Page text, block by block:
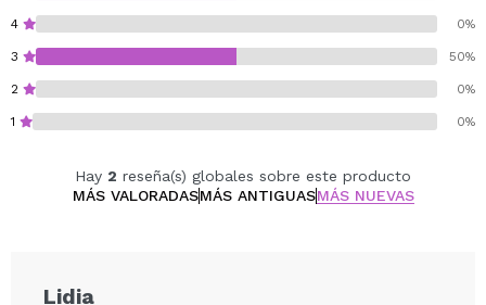
4 0%
3 50%
2 0%
1 0%
Hay 2 reseña(s) globales sobre este producto
MÁS VALORADASMÁS ANTIGUASMÁS NUEVAS
Lidia